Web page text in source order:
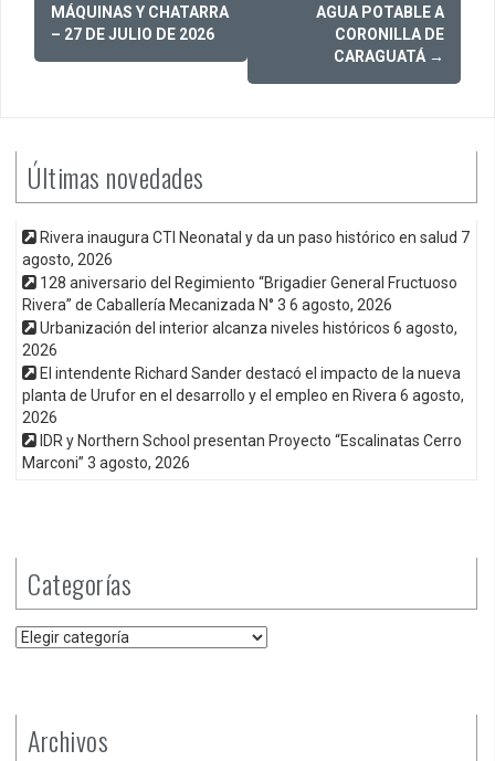
MÁQUINAS Y CHATARRA
– 27 DE JULIO DE 2026
AGUA POTABLE A
CORONILLA DE
CARAGUATÁ →
Últimas novedades
Rivera inaugura CTI Neonatal y da un paso histórico en salud 7
agosto, 2026
128 aniversario del Regimiento “Brigadier General Fructuoso
Rivera” de Caballería Mecanizada N° 3 6 agosto, 2026
Urbanización del interior alcanza niveles históricos 6 agosto,
2026
El intendente Richard Sander destacó el impacto de la nueva
planta de Urufor en el desarrollo y el empleo en Rivera 6 agosto,
2026
IDR y Northern School presentan Proyecto “Escalinatas Cerro
Marconi” 3 agosto, 2026
Categorías
Categorías
Archivos